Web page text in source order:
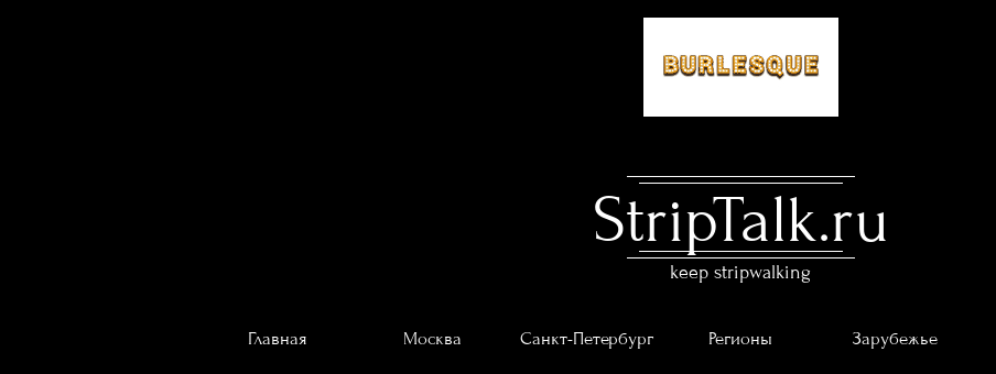
StripTalk.ru
keep stripwalking
Главная Москва Санкт-Петербург Регионы Зарубежье